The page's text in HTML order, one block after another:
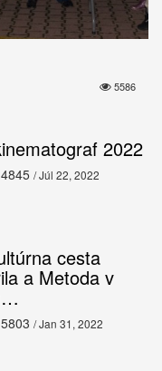
5586
2022
/ Júl 22, 2022
cesta
a Metoda v
/ Jan 31, 2022